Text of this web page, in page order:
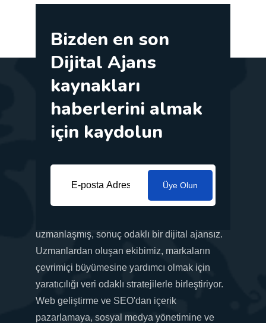
Bizden en son
Dijital Ajans
kaynakları
haberlerini almak
için kaydolun
Üye Olun
İş ihtiyaçlarınıza göre uyarlanmış yenilikçi
uzmanlaşmış, sonuç odaklı bir dijital ajansız.
Uzmanlardan oluşan ekibimiz, markaların
çevrimiçi büyümesine yardımcı olmak için
yaratıcılığı veri odaklı stratejilerle birleştiriyor.
Web geliştirme ve SEO'dan içerik
pazarlamaya, sosyal medya yönetimine ve